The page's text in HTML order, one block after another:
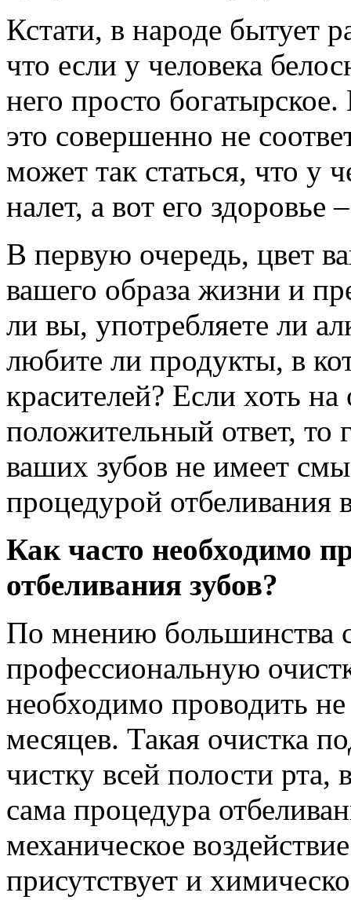
Кстати, в народе бытует
что если у человека
него просто
это совершенно не
может так статься, что у
налет, а вот его здоровье
В первую очередь, цвет
вашего образа жизни и
ли вы, употребляете ли
любите ли продукты, в
красителей? Если хоть
положительный ответ, то
ваших зубов не имеет
процедурой отбеливания
Как часто необходимо
отбеливания зубов?
По мнению большинства
профессиональную
необходимо проводить
месяцев. Такая очистка
чистку всей полости рта,
сама процедура
механическое
присутствует и